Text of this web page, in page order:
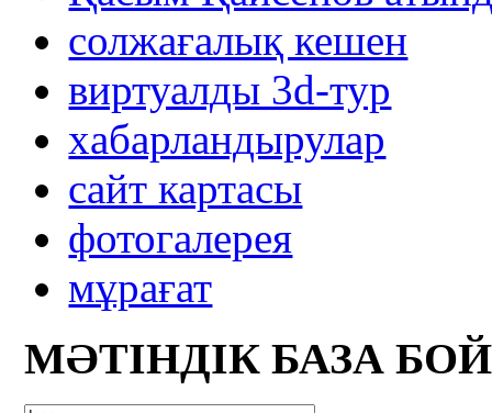
солжағалық кешен
виртуалды 3d-тур
xабарландырулар
сайт картасы
фотогалерея
мұрағат
МӘТІНДІК БАЗА